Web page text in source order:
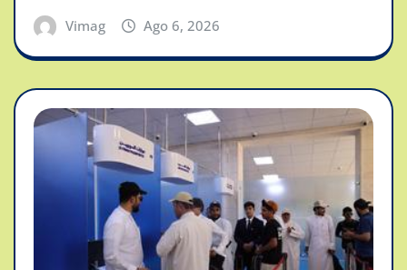
Vimag Ago 6, 2026